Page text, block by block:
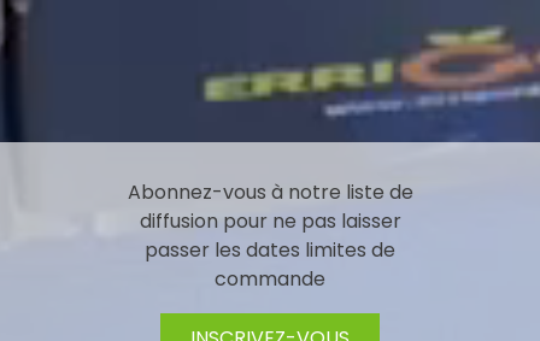
Abonnez-vous à notre liste de
diffusion pour ne pas laisser
passer les dates limites de
commande